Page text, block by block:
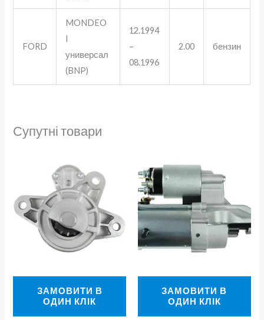
FORD
MONDEO
I
универсал
(BNP)
12.1994
–
08.1996
2.00 бензин
Супутні товари
ЗАМОВИТИ В
ОДИН КЛІК
ЗАМОВИТИ В
ОДИН КЛІК